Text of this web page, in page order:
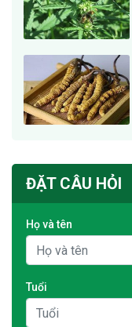
ĐẶT CÂU HỎI
Họ và tên
Tuổi